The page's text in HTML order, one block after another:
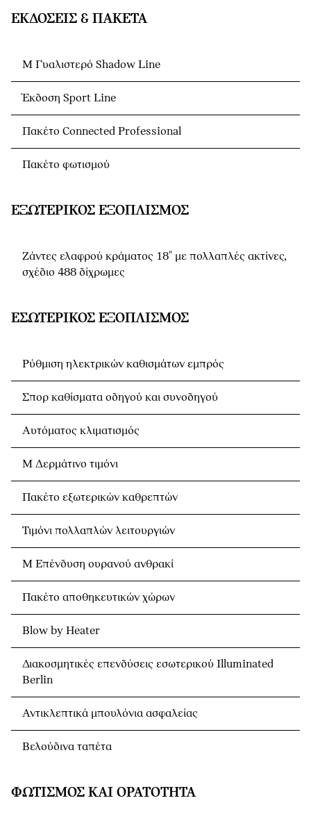
ΕΚΔΌΣΕΙΣ & ΠΑΚΈΤΑ
M Γυαλιστερό Shadow Line
Έκδοση Sport Line
Πακέτο Connected Professional
Πακέτο φωτισμού
ΕΞΩΤΕΡΙΚΌΣ ΕΞΟΠΛΙΣΜΌΣ
Ζάντες ελαφρού κράματος 18" με πολλαπλές ακτίνες,
σχέδιο 488 δίχρωμες
ΕΣΩΤΕΡΙΚΌΣ ΕΞΟΠΛΙΣΜΌΣ
Ρύθμιση ηλεκτρικών καθισμάτων εμπρός
Σπορ καθίσματα οδηγού και συνοδηγού
Αυτόματος κλιματισμός
Μ Δερμάτινο τιμόνι
Πακέτο εξωτερικών καθρεπτών
Τιμόνι πολλαπλών λειτουργιών
M Eπένδυση ουρανού ανθρακί
Πακέτο αποθηκευτικών χώρων
Blow by Heater
Διακοσμητικές επενδύσεις εσωτερικού Illuminated
Berlin
Αντικλεπτικά μπουλόνια ασφαλείας
Βελούδινα ταπέτα
ΦΩΤΙΣΜΌΣ ΚΑΙ ΟΡΑΤΌΤΗΤΑ